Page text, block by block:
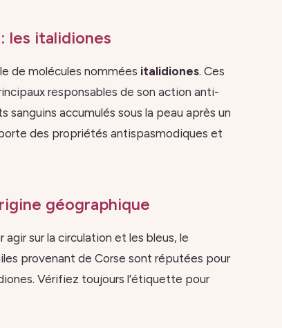
les italidiones
de molécules nommées italidiones. Ces
responsables de son action anti-
accumulés sous la peau après un
des propriétés antispasmodiques et
géographique
sur la circulation et les bleus, le
provenant de Corse sont réputées pour
Vérifiez toujours l’étiquette pour